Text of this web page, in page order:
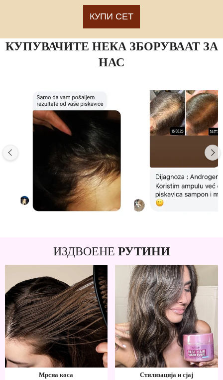
КУПИ СЕТ
КУПУВАЧИТЕ НЕКА ЗБОРУВААТ ЗА
НАС
ИЗДВОЕНЕ РУТИНИ
Мрсна коса Стилизација и сјај